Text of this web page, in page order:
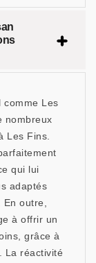
comme Les
nombreux
Les Fins.
qui lui
adaptés
En outre,
à offrir un
grâce à
La réactivité